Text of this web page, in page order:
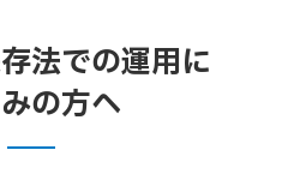
法での運用に
の方へ